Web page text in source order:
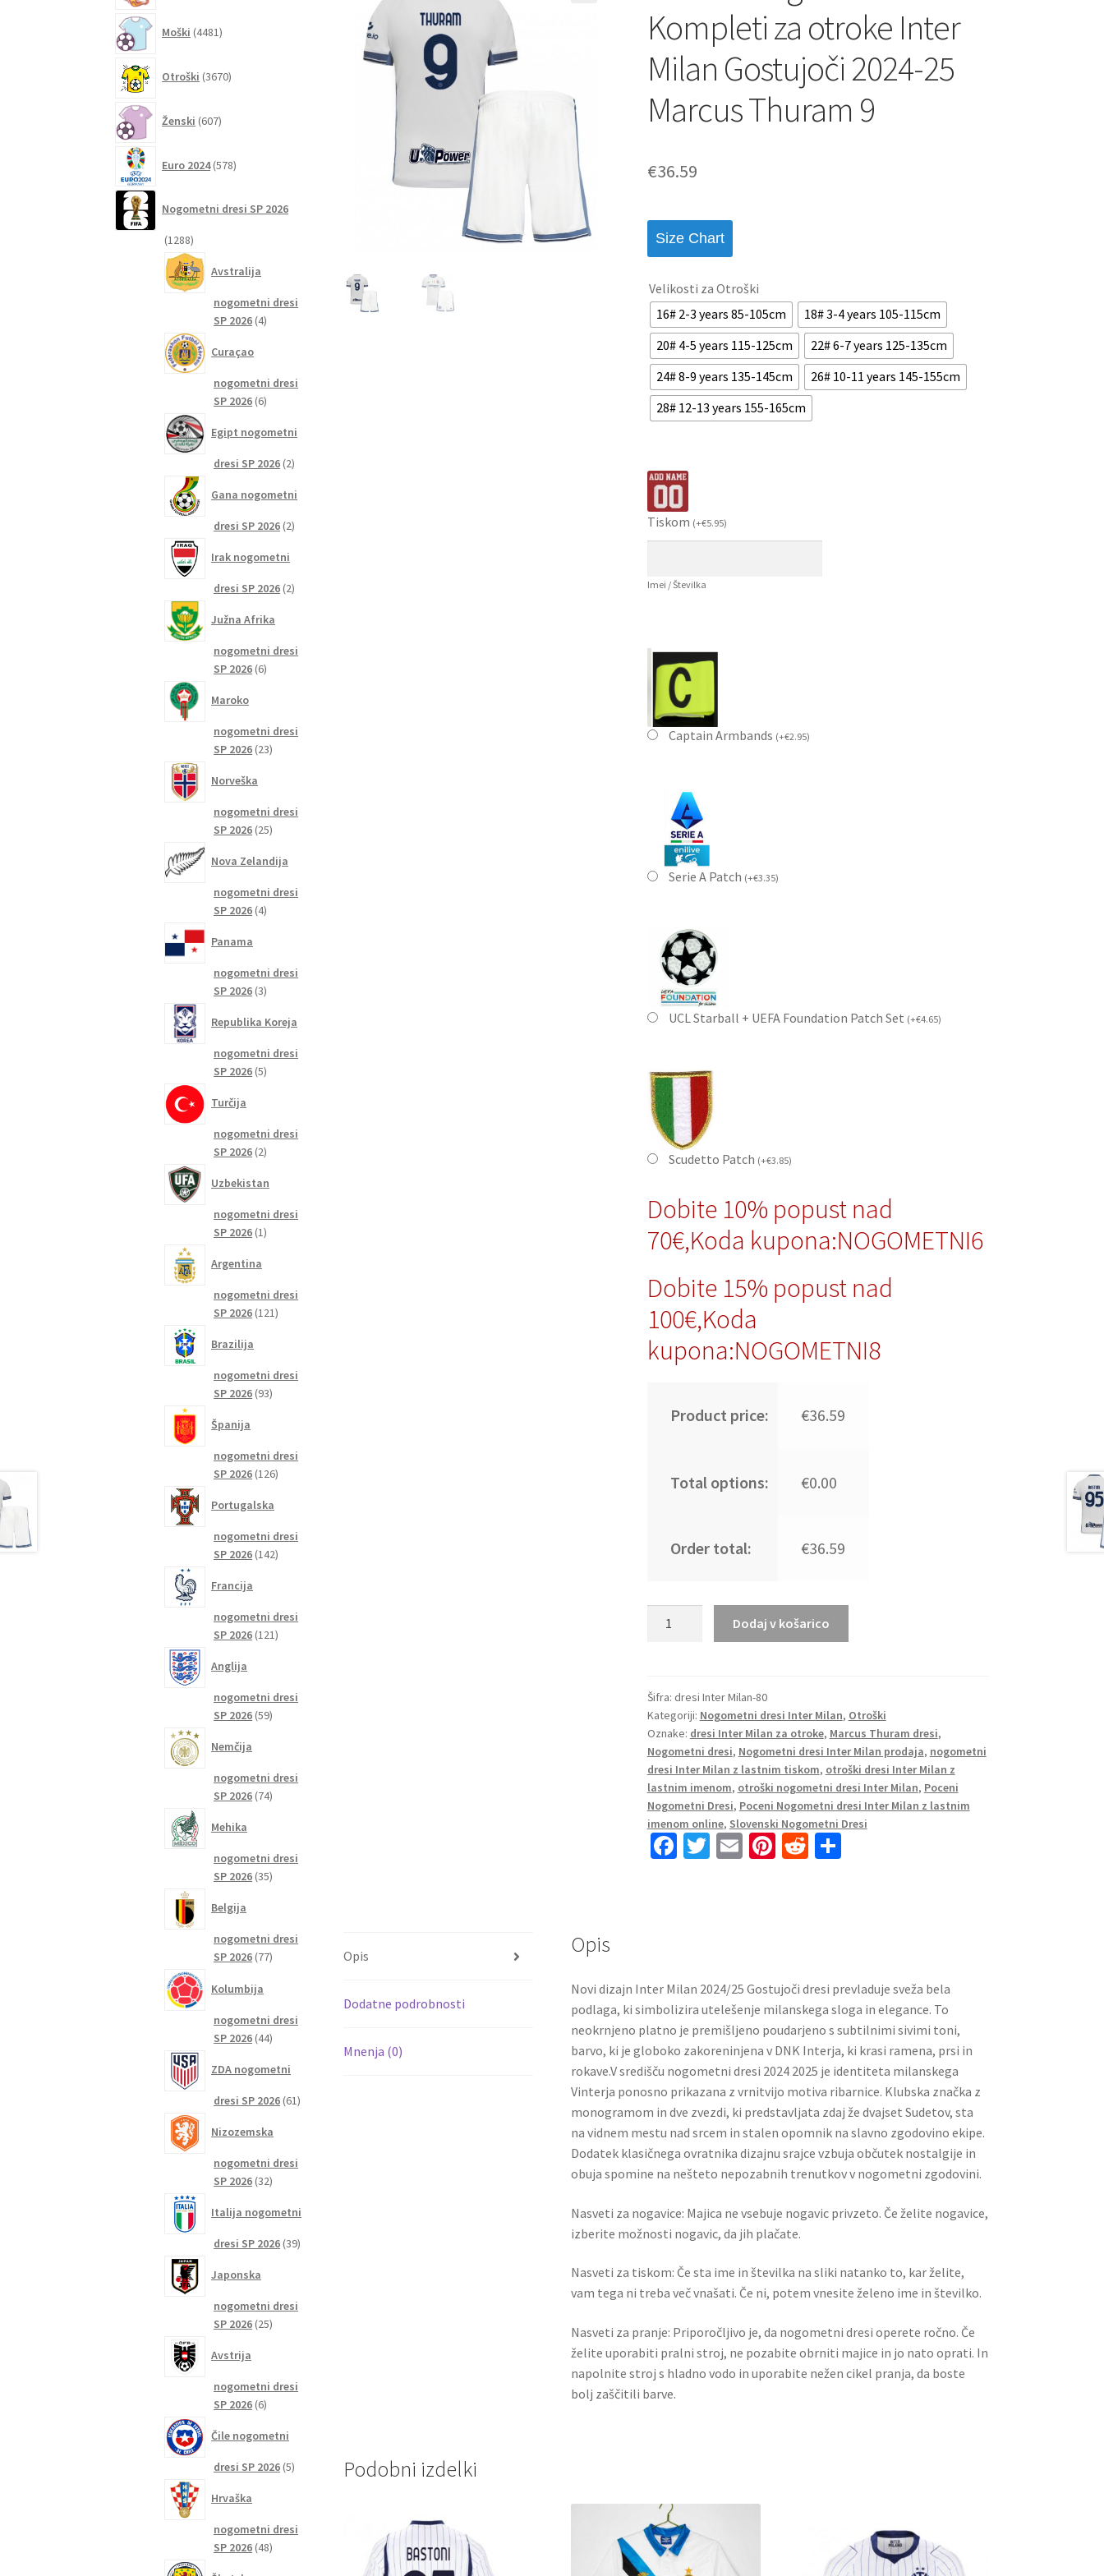
Kompleti za otroke Inter
Milan Gostujoči 2024-25
Marcus Thuram 9
€36.59
Size Chart
Velikosti za Otroški
16# 2-3 years 85-105cm
18# 3-4 years 105-115cm
20# 4-5 years 115-125cm
22# 6-7 years 125-135cm
24# 8-9 years 135-145cm
26# 10-11 years 145-155cm
28# 12-13 years 155-165cm
Tiskom (+€5.95)
Imei / Številka
Captain Armbands (+€2.95)
Serie A Patch (+€3.35)
UCL Starball + UEFA Foundation Patch Set (+€4.65)
Scudetto Patch (+€3.85)
Dobite 10% popust nad
70€,Koda kupona:NOGOMETNI6
Dobite 15% popust nad
100€,Koda
kupona:NOGOMETNI8
Product price: €36.59
Total options: €0.00
Order total: €36.59
za
otroke
Inter
Milan
Gostujoči
2024-
25
Marcus
Thuram
Dodaj v košarico
Šifra: dresi Inter Milan-80
Kategoriji: Nogometni dresi Inter Milan, Otroški
Oznake: dresi Inter Milan za otroke, Marcus Thuram dresi,
Nogometni dresi, Nogometni dresi Inter Milan prodaja, nogometni
dresi Inter Milan z lastnim tiskom, otroški dresi Inter Milan z
lastnim imenom, otroški nogometni dresi Inter Milan, Poceni
Nogometni Dresi, Poceni Nogometni dresi Inter Milan z lastnim
imenom online, Slovenski Nogometni Dresi
Fa
k
T E Pi R S
Opis
Dodatne podrobnosti
Mnenja (0)
Opis
Novi dizajn Inter Milan 2024/25 Gostujoči dresi prevladuje sveža bela
podlaga, ki simbolizira utelešenje milanskega sloga in elegance. To
neokrnjeno platno je premišljeno poudarjeno s subtilnimi sivimi toni,
barvo, ki je globoko zakoreninjena v DNK Interja, ki krasi ramena, prsi in
rokave.V središču nogometni dresi 2024 2025 je identiteta milanskega
Vinterja ponosno prikazana z vrnitvijo motiva ribarnice. Klubska značka z
monogramom in dve zvezdi, ki predstavljata zdaj že dvajset Sudetov, sta
na vidnem mestu nad srcem in stalen opomnik na slavno zgodovino ekipe.
Dodatek klasičnega ovratnika dizajnu srajce vzbuja občutek nostalgije in
obuja spomine na nešteto nepozabnih trenutkov v nogometni zgodovini.
Nasveti za nogavice: Majica ne vsebuje nogavic privzeto. Če želite nogavice,
izberite možnosti nogavic, da jih plačate.
Nasveti za tiskom: Če sta ime in številka na sliki natanko to, kar želite,
vam tega ni treba več vnašati. Če ni, potem vnesite želeno ime in številko.
Nasveti za pranje: Priporočljivo je, da nogometni dresi operete ročno. Če
želite uporabiti pralni stroj, ne pozabite obrniti majice in jo nato oprati. In
napolnite stroj s hladno vodo in uporabite nežen cikel pranja, da boste
bolj zaščitili barve.
Podobni izdelki
Moški 4481izdelkov
Otroški 3670izdelkov
Ženski 607izdelkov
Euro 2024 578izdelkov
Nogometni dresi SP 2026
12881288
izdelkov
Avstralija
nogometni dresi
SP 2026 44
Curaçao
nogometni dresi
SP 2026 66
Egipt nogometni
dresi SP 2026 22
Gana nogometni
dresi SP 2026 22
Irak nogometni
dresi SP 2026 22
Južna Afrika
nogometni dresi
SP 2026 66
Maroko
nogometni dresi
SP 2026 2323
Norveška
nogometni dresi
SP 2026 2525
Nova Zelandija
nogometni dresi
SP 2026 44
Panama
nogometni dresi
SP 2026 33
Republika Koreja
nogometni dresi
SP 2026 55
Turčija
nogometni dresi
SP 2026 22
Uzbekistan
nogometni dresi
SP 2026 11
Argentina
nogometni dresi
SP 2026 121121
Brazilija
nogometni dresi
SP 2026 9393
Španija
nogometni dresi
SP 2026 126126
Portugalska
nogometni dresi
SP 2026 142142
Francija
nogometni dresi
SP 2026 121121
Anglija
nogometni dresi
SP 2026 5959
Nemčija
nogometni dresi
SP 2026 7474
Mehika
nogometni dresi
SP 2026 3535
Belgija
nogometni dresi
SP 2026 7777
Kolumbija
nogometni dresi
SP 2026 4444
ZDA nogometni
dresi SP 2026 6161
Nizozemska
nogometni dresi
SP 2026 3232
Italija nogometni
dresi SP 2026 3939
Japonska
nogometni dresi
SP 2026 2525
Avstrija
nogometni dresi
SP 2026 66
Čile nogometni
dresi SP 2026 55
Hrvaška
nogometni dresi
SP 2026 4848